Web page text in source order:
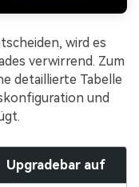
wird es
verwirrend. Zum
detaillierte Tabelle
und
Upgradebar auf